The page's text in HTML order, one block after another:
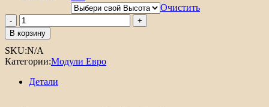
Очистить
Количество
товара
Шкаф
верхний
с
ой
В корзину
SKU:N/A
Категории:Модули Евро
Детали